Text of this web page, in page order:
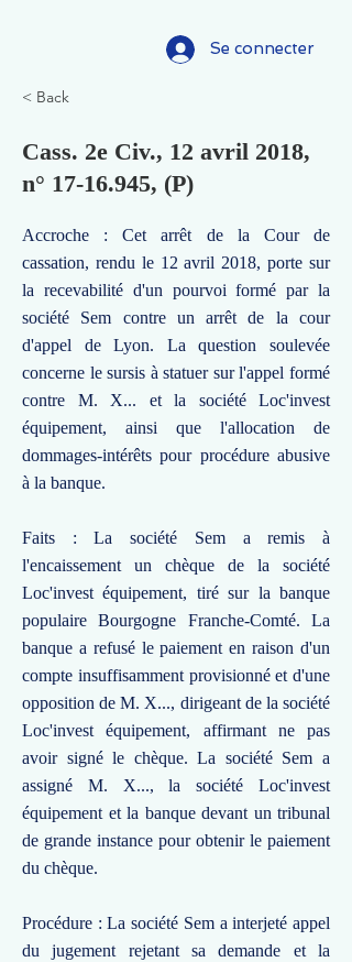
Se connecter
< Back
Cass. 2e Civ., 12 avril 2018,
n° 17-16.945, (P)
Accroche : Cet arrêt de la Cour de
cassation, rendu le 12 avril 2018, porte sur
la recevabilité d'un pourvoi formé par la
société Sem contre un arrêt de la cour
d'appel de Lyon. La question soulevée
concerne le sursis à statuer sur l'appel formé
contre M. X... et la société Loc'invest
équipement, ainsi que l'allocation de
dommages-intérêts pour procédure abusive
à la banque.
Faits : La société Sem a remis à
l'encaissement un chèque de la société
Loc'invest équipement, tiré sur la banque
populaire Bourgogne Franche-Comté. La
banque a refusé le paiement en raison d'un
compte insuffisamment provisionné et d'une
opposition de M. X..., dirigeant de la société
Loc'invest équipement, affirmant ne pas
avoir signé le chèque. La société Sem a
assigné M. X..., la société Loc'invest
équipement et la banque devant un tribunal
de grande instance pour obtenir le paiement
du chèque.
Procédure : La société Sem a interjeté appel
du jugement rejetant sa demande et la